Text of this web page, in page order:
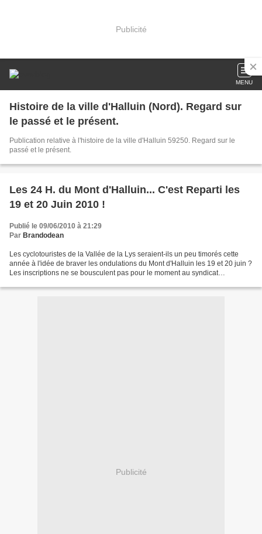
Publicité
MENU
Histoire de la ville d'Halluin (Nord). Regard sur
le passé et le présent.
Publication relative à l'histoire de la ville d'Halluin 59250. Regard sur le
passé et le présent.
Les 24 H. du Mont d'Halluin... C'est Reparti les
19 et 20 Juin 2010 !
Publié le 09/06/2010 à 21:29
Par Brandodean
Les cyclotouristes de la Vallée de la Lys seraient-ils un peu timorés cette
année à l'idée de braver les ondulations du Mont d'Halluin les 19 et 20 juin ?
Les inscriptions ne se bousculent pas pour le moment au syndicat
Publicité